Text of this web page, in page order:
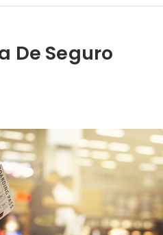
De Seguro